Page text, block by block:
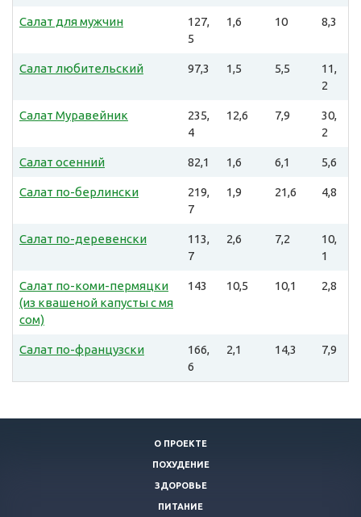
Салат для мужчин
127,
5
1,6 10 8,3
Салат любительский 97,3 1,5 5,5
11,
2
Салат Муравейник
235,
4
12,6 7,9
30,
2
Салат осенний 82,1 1,6 6,1 5,6
Салат по-берлински
219,
7
1,9 21,6 4,8
Салат по-деревенски
113,
7
2,6 7,2
10,
1
Салат по-коми-пермяцки
(из квашеной капусты с мя
сом)
143 10,5 10,1 2,8
Салат по-французски
166,
6
2,1 14,3 7,9
О ПРОЕКТЕ
ПОХУДЕНИЕ
ЗДОРОВЬЕ
ПИТАНИЕ